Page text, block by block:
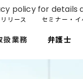
リース セミナー・イ
扱業務 弁護士
policy for details